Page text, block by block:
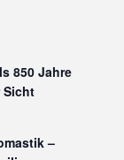
850 Jahre
Sicht
–